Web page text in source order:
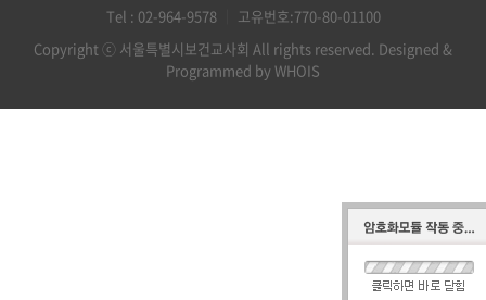
Tel : 02-964-9578｜ 고유번호:770-80-01100
Copyright ⓒ 서울특별시보건교사회 All rights reserved. Designed &
Programmed by WHOIS